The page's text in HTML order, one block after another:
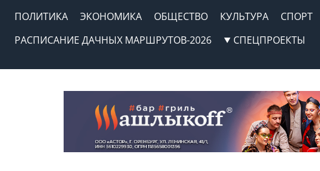
ПОЛИТИКА
ЭКОНОМИКА ОБЩЕСТВО КУЛЬТУРА СПОРТ
РАСПИСАНИЕ ДАЧНЫХ МАРШРУТОВ-2026
СПЕЦПРОЕКТЫ